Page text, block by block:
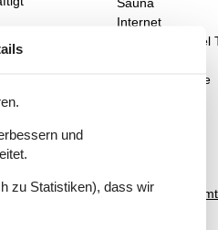
Sauna
Internet
Satelliten-/Kabel
Waschmaschine
und
zu Statistiken), dass wir